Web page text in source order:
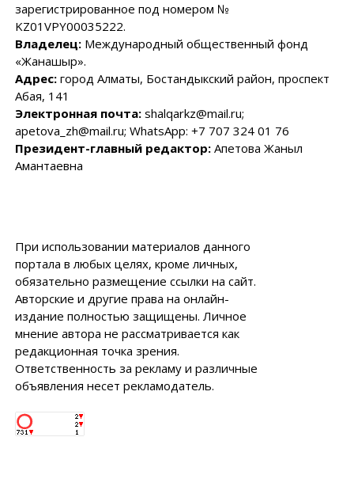
зарегистрированное под номером №
KZ01VPY00035222.
Владелец:Международный общественный фонд
«Жанашыр».
Адрес:город Алматы, Бостандыкский район, проспект
Абая, 141
Электронная почта:shalqarkz@mail.ru;
apetova_zh@mail.ru; WhatsApp: +7 707 324 01 76
Президент-главный редактор:Апетова Жаныл
Амантаевна
При использовании материалов данного
портала в любых целях, кроме личных,
обязательно размещение ссылки на сайт.
Авторские и другие права на онлайн-
издание полностью защищены. Личное
мнение автора не рассматривается как
редакционная точка зрения.
Ответственность за рекламу и различные
объявления несет рекламодатель.